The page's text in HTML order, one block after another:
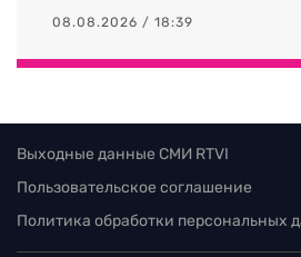
08.08.2026 / 18:39
Выходные данные СМИ RTVI
Пользовательское соглашение
Политика обработки персональных